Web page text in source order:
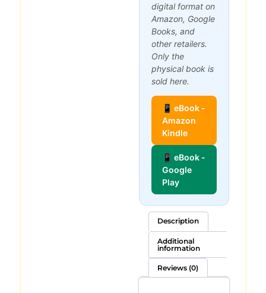
digital format on
Amazon, Google
Books, and
other retailers.
Only the
physical book is
sold here.
📱 eBook -
Amazon
Kindle
📱 eBook -
Google
Play
Description
Additional
information
Reviews (0)